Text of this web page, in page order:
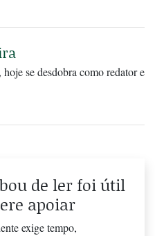
se desdobra como redator e
de ler foi útil
apoiar
exige tempo,